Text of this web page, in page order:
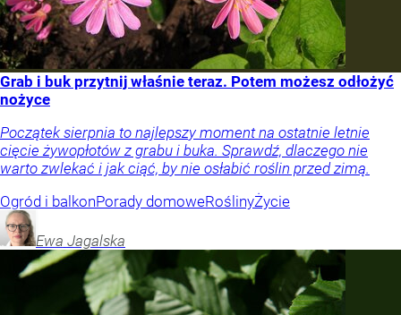
Grab i buk przytnij właśnie teraz. Potem możesz odłożyć
nożyce
Początek sierpnia to najlepszy moment na ostatnie letnie
cięcie żywopłotów z grabu i buka. Sprawdź, dlaczego nie
warto zwlekać i jak ciąć, by nie osłabić roślin przed zimą.
Ogród i balkonPorady domoweRoślinyŻycie
Ewa Jagalska